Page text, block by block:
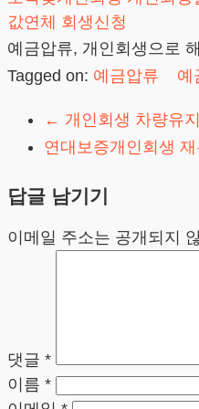
값연체 회생신청
예금압류, 개인회생으로
Tagged on: 예금압류 예
← 개인회생 차량유
연대보증개인회생
답글 남기기
이메일 주소는 공개되지
댓글 *
이름 *